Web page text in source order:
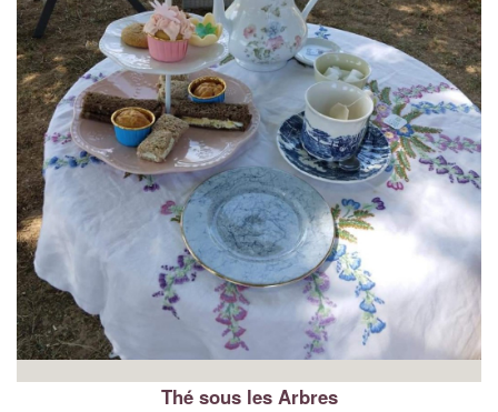
Thé sous les Arbres